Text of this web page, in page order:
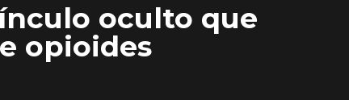
oculto que
opioides